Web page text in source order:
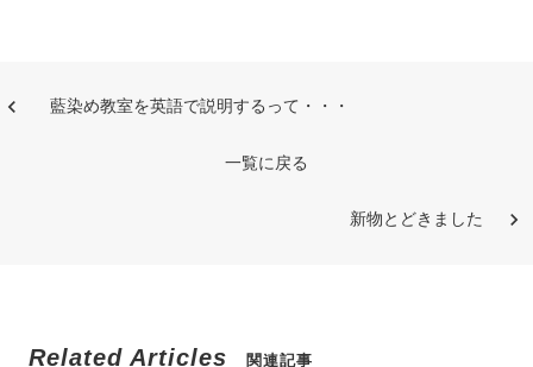
藍染め教室を英語で説明するって・・・
一覧に戻る
新物とどきました
Related Articles 関連記事